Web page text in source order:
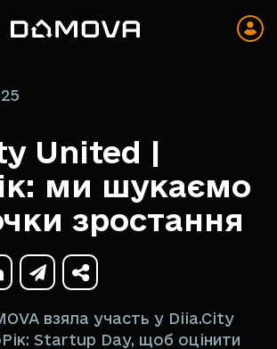
United |
ми шукаємо
зростання
взяла участь у Diia.City
Startup Day, щоб оцінити